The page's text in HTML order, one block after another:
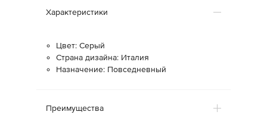
Характеристики
Цвет: Серый
Страна дизайна: Италия
Назначение: Повседневный
Преимущества